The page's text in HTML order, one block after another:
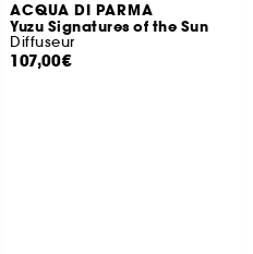
ACQUA DI PARMA
Yuzu Signatures of the Sun
Diffuseur
107,00€